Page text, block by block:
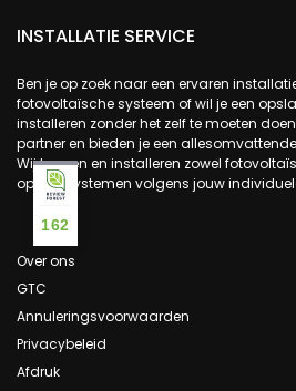
INSTALLATIE SERVICE
Ben je op zoek naar een ervaren
fotovoltaïsche systeem of wil je een
installeren zonder het zelf te moeten
partner en bieden je een
Wij leveren en installeren zowel
opslagsystemen volgens jouw
Over ons
GTC
Annuleringsvoorwaarden
Privacybeleid
Afdruk
162